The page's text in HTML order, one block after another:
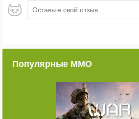
Оставьте свой отзыв...
Популярные ММО